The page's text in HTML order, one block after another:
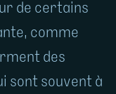
de certains
comme
des
sont souvent à